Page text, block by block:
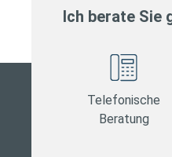
Ich berate Sie
Telefonische
Beratung